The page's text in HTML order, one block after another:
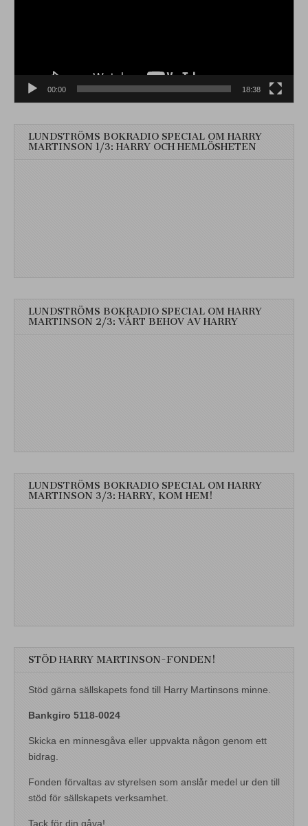
00:00 18:38
LUNDSTRÖMS BOKRADIO SPECIAL OM HARRY
MARTINSON 1/3: HARRY OCH HEMLÖSHETEN
LUNDSTRÖMS BOKRADIO SPECIAL OM HARRY
MARTINSON 2/3: VÅRT BEHOV AV HARRY
LUNDSTRÖMS BOKRADIO SPECIAL OM HARRY
MARTINSON 3/3: HARRY, KOM HEM!
STÖD HARRY MARTINSON-FONDEN!
Stöd gärna sällskapets fond till Harry Martinsons minne.
Bankgiro 5118-0024
Skicka en minnesgåva eller uppvakta någon genom ett
bidrag.
Fonden förvaltas av styrelsen som anslår medel ur den till
stöd för sällskapets verksamhet.
Tack för din gåva!